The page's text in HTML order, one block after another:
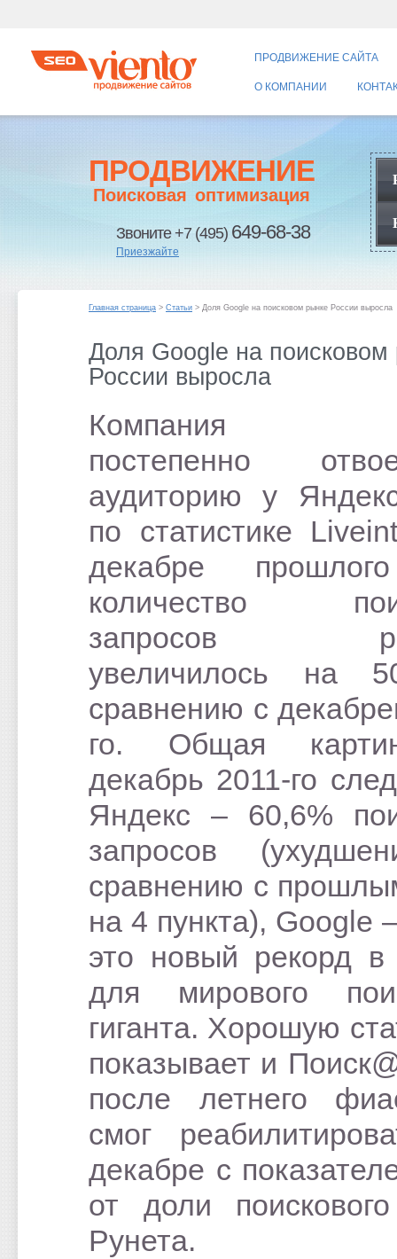
ПРОДВИЖЕНИЕ САЙТА
О КОМПАНИИ
ПРОДВИЖЕНИЕ
Поисковая оптимизация
Звоните +7 (495) 649-68-38
Приезжайте
Главная страница > Статьи > Доля Google на поисковом рынке России выросла
Доля Google на поисковом
России выросла
Компания
постепенно
аудиторию у
по статистике
декабре
количество
запросов
увеличилось на
сравнению с
го. Общая
декабрь 2011-го
Яндекс – 60,6%
запросов
сравнению с
на 4 пункта), Google
это новый рекорд в
для мирового
гиганта. Хорошую
показывает и
после летнего
смог
декабре с
от доли
Рунета.